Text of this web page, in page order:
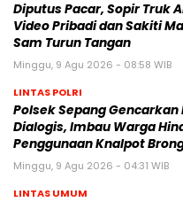
Diputus Pacar, Sopir Truk
Video Pribadi dan Sakiti
Sam Turun Tangan
Minggu, 9 Agu 2026 - 08:58 WIB
LINTAS POLRI
Polsek Sepang Gencarkan
Dialogis, Imbau Warga
Penggunaan Knalpot
Minggu, 9 Agu 2026 - 04:31 WIB
LINTAS UMUM